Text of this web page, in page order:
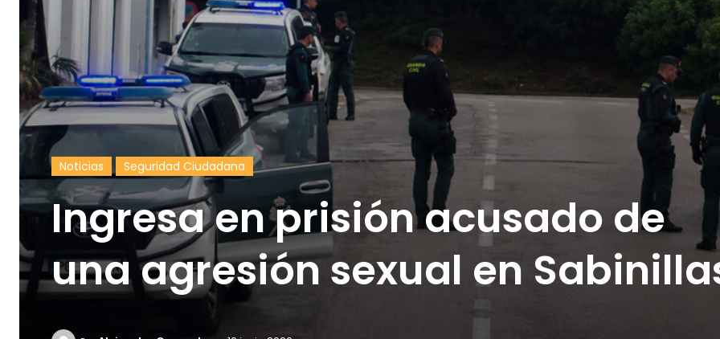
Noticias Seguridad Ciudadana
Ingresa en prisión acusado de
una agresión sexual en